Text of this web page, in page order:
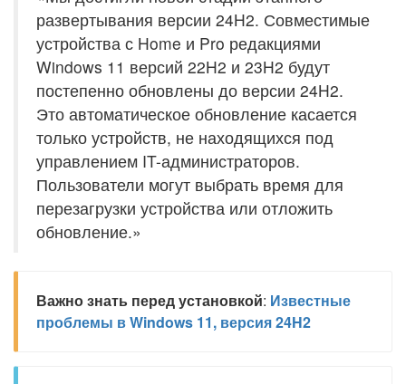
развертывания версии 24H2. Совместимые
устройства с Home и Pro редакциями
Windows 11 версий 22H2 и 23H2 будут
постепенно обновлены до версии 24H2.
Это автоматическое обновление касается
только устройств, не находящихся под
управлением IT-администраторов.
Пользователи могут выбрать время для
перезагрузки устройства или отложить
обновление.»
Важно знать перед установкой: Известные
проблемы в Windows 11, версия 24H2